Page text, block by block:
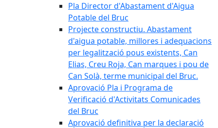
Pla Director d'Abastament d'Aigua
Potable del Bruc
Projecte constructiu. Abastament
d'aigua potable, millores i adequacions
per legalització pous existents, Can
Elias, Creu Roja, Can marques i pou de
Can Solà, terme municipal del Bruc.
Aprovació Pla i Programa de
Verificació d'Activitats Comunicades
del Bruc
Aprovació definitiva per la declaració